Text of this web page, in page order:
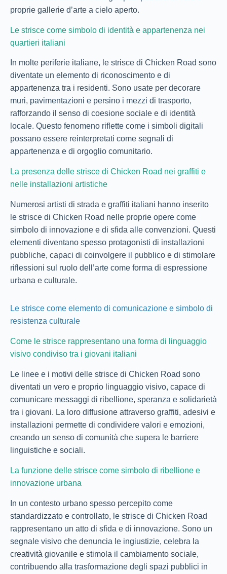
proprie gallerie d’arte a cielo aperto.
Le strisce come simbolo di identità e appartenenza nei
quartieri italiani
In molte periferie italiane, le strisce di Chicken Road sono
diventate un elemento di riconoscimento e di
appartenenza tra i residenti. Sono usate per decorare
muri, pavimentazioni e persino i mezzi di trasporto,
rafforzando il senso di coesione sociale e di identità
locale. Questo fenomeno riflette come i simboli digitali
possano essere reinterpretati come segnali di
appartenenza e di orgoglio comunitario.
La presenza delle strisce di Chicken Road nei graffiti e
nelle installazioni artistiche
Numerosi artisti di strada e graffiti italiani hanno inserito
le strisce di Chicken Road nelle proprie opere come
simbolo di innovazione e di sfida alle convenzioni. Questi
elementi diventano spesso protagonisti di installazioni
pubbliche, capaci di coinvolgere il pubblico e di stimolare
riflessioni sul ruolo dell’arte come forma di espressione
urbana e culturale.
Le strisce come elemento di comunicazione e simbolo di
resistenza culturale
Come le strisce rappresentano una forma di linguaggio
visivo condiviso tra i giovani italiani
Le linee e i motivi delle strisce di Chicken Road sono
diventati un vero e proprio linguaggio visivo, capace di
comunicare messaggi di ribellione, speranza e solidarietà
tra i giovani. La loro diffusione attraverso graffiti, adesivi e
installazioni permette di condividere valori e emozioni,
creando un senso di comunità che supera le barriere
linguistiche e sociali.
La funzione delle strisce come simbolo di ribellione e
innovazione urbana
In un contesto urbano spesso percepito come
standardizzato e controllato, le strisce di Chicken Road
rappresentano un atto di sfida e di innovazione. Sono un
segnale visivo che denuncia le ingiustizie, celebra la
creatività giovanile e stimola il cambiamento sociale,
contribuendo alla trasformazione degli spazi pubblici in